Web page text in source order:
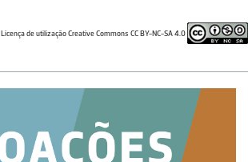
Licença de utilização Creative Commons CC BY-NC-SA 4.0